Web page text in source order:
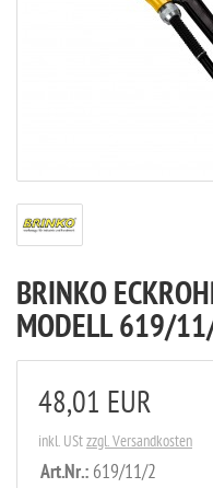
BRINKO
MODELL 619/
48,01 EUR
inkl. UStzzgl. Versandkosten
Art.Nr.: 619/11/2